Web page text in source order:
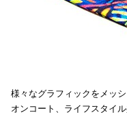
様々なグラフィックをメッ
オンコート、ライフスタイ